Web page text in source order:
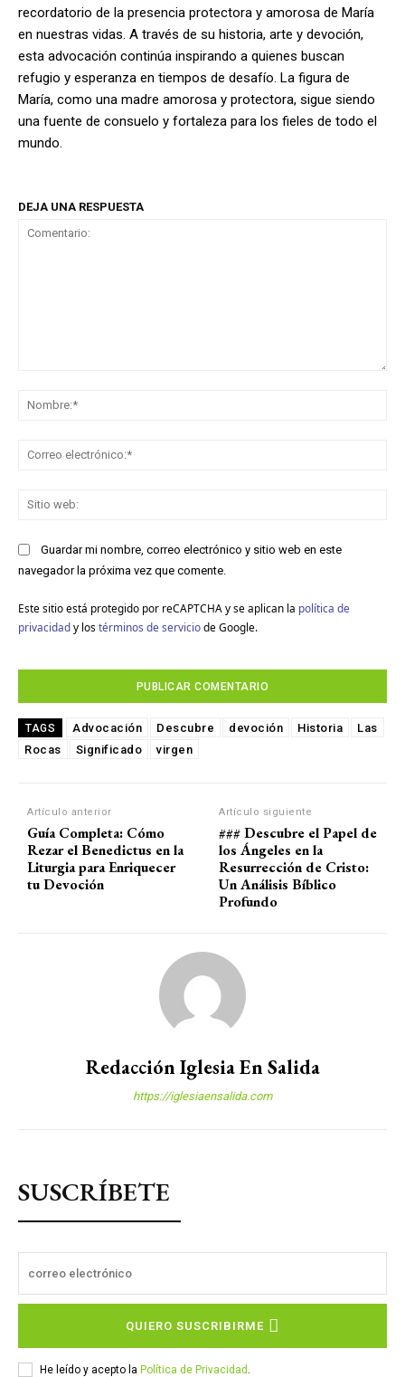
recordatorio de la presencia protectora y amorosa de María
en nuestras vidas. A través de su historia, arte y devoción,
esta advocación continúa inspirando a quienes buscan
refugio y esperanza en tiempos de desafío. La figura de
María, como una madre amorosa y protectora, sigue siendo
una fuente de consuelo y fortaleza para los fieles de todo el
mundo.
DEJA UNA RESPUESTA
Guardar mi nombre, correo electrónico y sitio web en este
navegador la próxima vez que comente.
Este sitio está protegido por reCAPTCHA y se aplican la política de
privacidady los términos de serviciode Google.
TAGS Advocación Descubre devoción Historia
Las
Rocas
Significado virgen
Artículo anterior
Guía Completa: Cómo
Rezar el Benedictus en la
Liturgia para Enriquecer
tu Devoción
Artículo siguiente
### Descubre el Papel de
los Ángeles en la
Resurrección de Cristo:
Un Análisis Bíblico
Profundo
Redacción Iglesia En Salida
https://iglesiaensalida.com
SUSCRÍBETE
QUIERO SUSCRIBIRME
He leído y acepto la Política de Privacidad